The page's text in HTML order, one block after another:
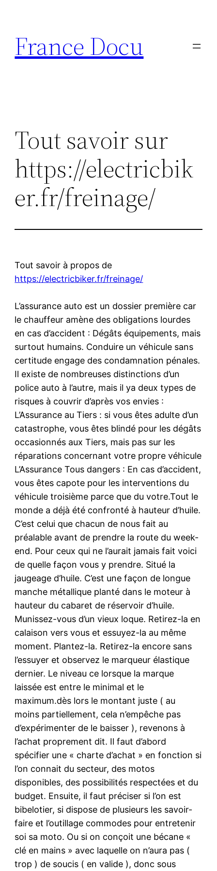
contenu
France Docu
Tout savoir sur
https://electricbik
er.fr/freinage/
Tout savoir à propos de
https://electricbiker.fr/freinage/
L’assurance auto est un dossier première car
le chauffeur amène des obligations lourdes
en cas d’accident : Dégâts équipements, mais
surtout humains. Conduire un véhicule sans
certitude engage des condamnation pénales.
Il existe de nombreuses distinctions d’un
police auto à l’autre, mais il ya deux types de
risques à couvrir d’après vos envies :
L’Assurance au Tiers : si vous êtes adulte d’un
catastrophe, vous êtes blindé pour les dégâts
occasionnés aux Tiers, mais pas sur les
réparations concernant votre propre véhicule
L’Assurance Tous dangers : En cas d’accident,
vous êtes capote pour les interventions du
véhicule troisième parce que du votre.Tout le
monde a déjà été confronté à hauteur d’huile.
C’est celui que chacun de nous fait au
préalable avant de prendre la route du week-
end. Pour ceux qui ne l’aurait jamais fait voici
de quelle façon vous y prendre. Situé la
jaugeage d’huile. C’est une façon de longue
manche métallique planté dans le moteur à
hauteur du cabaret de réservoir d’huile.
Munissez-vous d’un vieux loque. Retirez-la en
calaison vers vous et essuyez-la au même
moment. Plantez-la. Retirez-la encore sans
l’essuyer et observez le marqueur élastique
dernier. Le niveau ce lorsque la marque
laissée est entre le minimal et le
maximum.dès lors le montant juste ( au
moins partiellement, cela n’empêche pas
d’expérimenter de le baisser ), revenons à
l’achat proprement dit. Il faut d’abord
spécifier une « charte d’achat » en fonction si
l’on connait du secteur, des motos
disponibles, des possibilités respectées et du
budget. Ensuite, il faut préciser si l’on est
bibelotier, si dispose de plusieurs les savoir-
faire et l’outillage commodes pour entretenir
soi sa moto. Ou si on conçoit une bécane «
clé en mains » avec laquelle on n’aura pas (
trop ) de soucis ( en valide ), donc sous